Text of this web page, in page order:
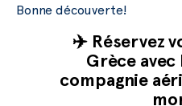
Bonne découverte!
✈️ Réservez
Grèce
compagnie